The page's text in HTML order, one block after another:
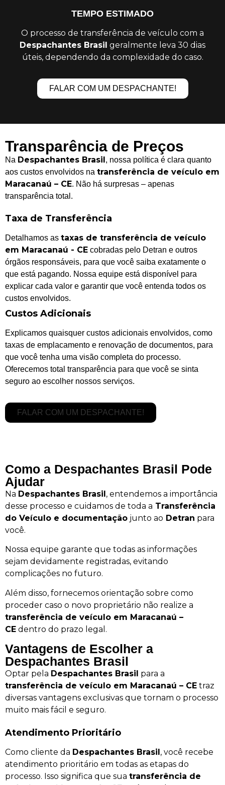
TEMPO ESTIMADO
O processo de transferência de veículo com a
Despachantes Brasil geralmente leva 30 dias
úteis, dependendo da complexidade do caso.
FALAR COM UM DESPACHANTE!
Transparência de Preços
Na Despachantes Brasil, nossa política é clara quanto
aos custos envolvidos na transferência de veículo em
Maracanaú – CE. Não há surpresas – apenas
transparência total.
Taxa de Transferência
Detalhamos as taxas de transferência de veículo
em Maracanaú - CE cobradas pelo Detran e outros
órgãos responsáveis, para que você saiba exatamente o
que está pagando. Nossa equipe está disponível para
explicar cada valor e garantir que você entenda todos os
custos envolvidos.
Custos Adicionais
Explicamos quaisquer custos adicionais envolvidos, como
taxas de emplacamento e renovação de documentos, para
que você tenha uma visão completa do processo.
Oferecemos total transparência para que você se sinta
seguro ao escolher nossos serviços.
FALAR COM UM DESPACHANTE!
Como a Despachantes Brasil Pode
Ajudar
Na Despachantes Brasil, entendemos a importância
desse processo e cuidamos de toda a Transferência
do Veículo e documentação junto ao Detran para
você.
Nossa equipe garante que todas as informações
sejam devidamente registradas, evitando
complicações no futuro.
Além disso, fornecemos orientação sobre como
proceder caso o novo proprietário não realize a
transferência de veículo em Maracanaú –
CE dentro do prazo legal.
Vantagens de Escolher a
Despachantes Brasil
Optar pela Despachantes Brasil para a
transferência de veículo em Maracanaú – CE traz
diversas vantagens exclusivas que tornam o processo
muito mais fácil e seguro.
Atendimento Prioritário
Como cliente da Despachantes Brasil, você recebe
atendimento prioritário em todas as etapas do
processo. Isso significa que sua transferência de